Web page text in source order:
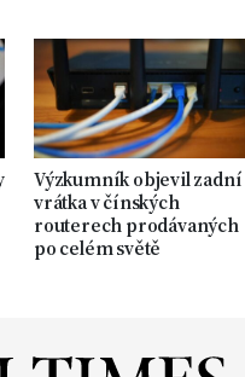
Výzkumník objevil zadní
vrátka v čínských
routerech prodávaných
po celém světě